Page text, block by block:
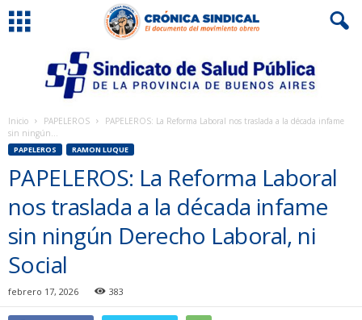
Inicio PAPELEROS
PAPELEROS: La Reforma Laboral nos traslada a la década infame
sin ningún...
PAPELEROS RAMON LUQUE
PAPELEROS: La Reforma Laboral
nos traslada a la década infame
sin ningún Derecho Laboral, ni
Social
febrero 17, 2026 383